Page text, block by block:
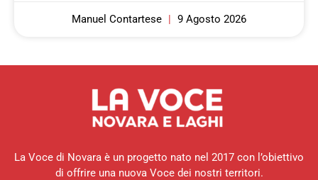
Manuel Contartese 9 Agosto 2026
La Voce di Novara è un progetto nato nel 2017 con l’obiettivo
di offrire una nuova Voce dei nostri territori.